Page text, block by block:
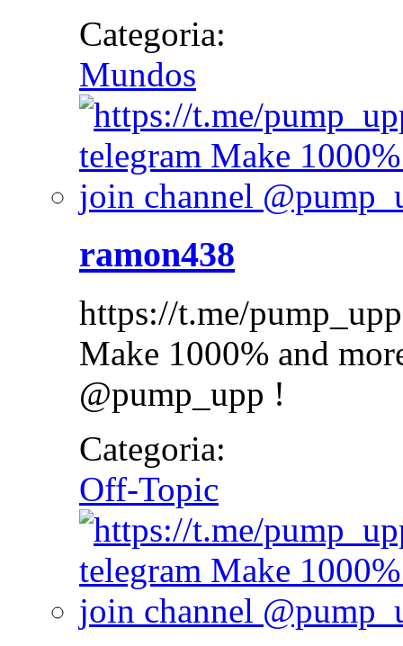
Categoria:
Mundos
ramon438
https://t.me/
Make 1000% and
@pump_upp !
Categoria:
Off-Topic